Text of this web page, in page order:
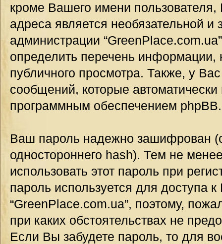
кроме Вашего имени
адреса является необязательной
администрации
определить перечень информации,
публичного просмотра. Также, у
сообщений, которые
программным обеспечением phpBB.
Ваш пароль надежно зашифрован
одностороннего hash). Тем не
использовать этот пароль при
пароль используется для доступа
“GreenPlace.com.ua”, поэтому,
при каких обстоятельствах не
Если Вы забудете пароль, то для